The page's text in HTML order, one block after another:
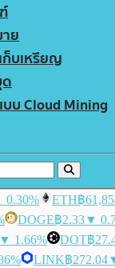
ย
ก็บเหรียญ
ด
บ Cloud Mining
0.30% ETH฿
DOGE฿2.33▼
▼ 1.66% DOT฿
LINK฿272.04